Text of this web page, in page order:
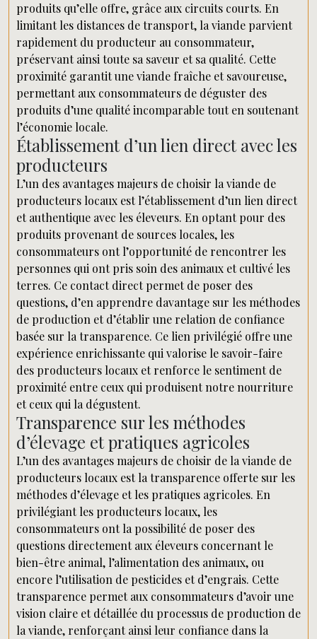
produits qu’elle offre, grâce aux circuits courts. En
limitant les distances de transport, la viande parvient
rapidement du producteur au consommateur,
préservant ainsi toute sa saveur et sa qualité. Cette
proximité garantit une viande fraîche et savoureuse,
permettant aux consommateurs de déguster des
produits d’une qualité incomparable tout en soutenant
l’économie locale.
Établissement d’un lien direct avec les
producteurs
L’un des avantages majeurs de choisir la viande de
producteurs locaux est l’établissement d’un lien direct
et authentique avec les éleveurs. En optant pour des
produits provenant de sources locales, les
consommateurs ont l’opportunité de rencontrer les
personnes qui ont pris soin des animaux et cultivé les
terres. Ce contact direct permet de poser des
questions, d’en apprendre davantage sur les méthodes
de production et d’établir une relation de confiance
basée sur la transparence. Ce lien privilégié offre une
expérience enrichissante qui valorise le savoir-faire
des producteurs locaux et renforce le sentiment de
proximité entre ceux qui produisent notre nourriture
et ceux qui la dégustent.
Transparence sur les méthodes
d’élevage et pratiques agricoles
L’un des avantages majeurs de choisir de la viande de
producteurs locaux est la transparence offerte sur les
méthodes d’élevage et les pratiques agricoles. En
privilégiant les producteurs locaux, les
consommateurs ont la possibilité de poser des
questions directement aux éleveurs concernant le
bien-être animal, l’alimentation des animaux, ou
encore l’utilisation de pesticides et d’engrais. Cette
transparence permet aux consommateurs d’avoir une
vision claire et détaillée du processus de production de
la viande, renforçant ainsi leur confiance dans la